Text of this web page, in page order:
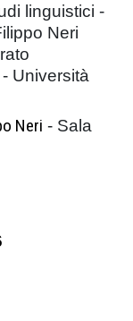
linguistici -
Neri
Università
Neri - Sala